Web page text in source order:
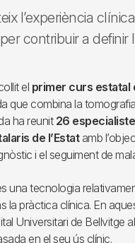
l’experiència
contribuir a
el primer curs estatal
que combina la
ha reunit 26
de l’Estat amb
i el seguiment de
una tecnologia
la pràctica clínica. En
Universitari de Bellvitge
en el seu ús clínic.